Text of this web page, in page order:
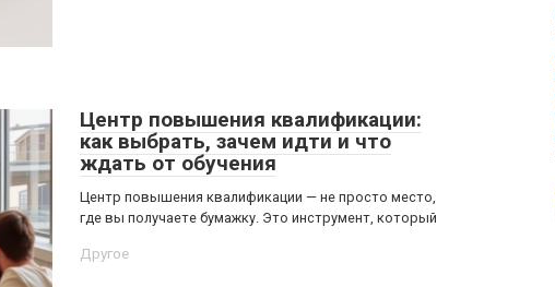
Центр повышения квалификации:
как выбрать, зачем идти и что
ждать от обучения
Центр повышения квалификации — не просто место,
где вы получаете бумажку. Это инструмент, который
Другое